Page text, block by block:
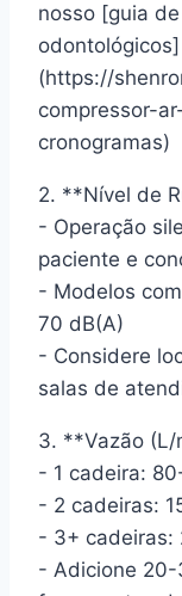
nosso [guia
odontológicos]
(https://
compressor-
cronogramas)
2. **Nível de
- Operação
paciente e
- Modelos
70 dB(A)
- Considere
salas de
3. **Vazão (L/
- 1 cadeira:
- 2 cadeiras:
- 3+ cadeiras:
- Adicione 20-